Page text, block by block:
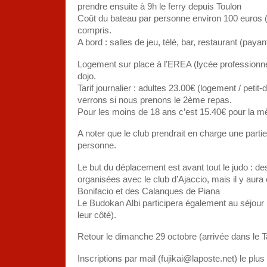
prendre ensuite à 9h le ferry depuis Toulon
Coût du bateau par personne environ 100 euros
compris.
A bord : salles de jeu, télé, bar, restaurant
Logement sur place à l’EREA (lycée
dojo.
Tarif journalier : adultes 23.00€ (logement /
verrons si nous prenons le 2ème repas.
Pour les moins de 18 ans c’est 15.40€ pour la
A noter que le club prendrait en charge une
personne.
Le but du déplacement est avant tout le judo :
organisées avec le club d’Ajaccio, mais il y
Bonifacio et des Calanques de Piana
Le Budokan Albi participera également au
leur côté).
Retour le dimanche 29 octobre (arrivée dans le
Inscriptions par mail (fujikai@laposte.net) le